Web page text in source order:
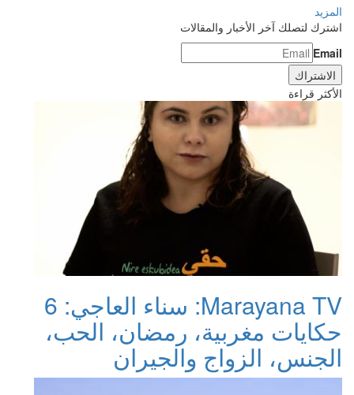
المزيد
اشترك لتصلك آخر الأخبار والمقالات
Email
الأكثر قراءة
Marayana TV: سناء العاجي: 6
حكايات مغربية، رمضان، الحب،
الجنس، الزواج والجيران